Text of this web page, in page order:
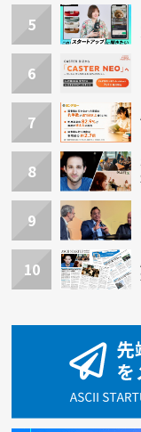
5
6
7
8
9
10